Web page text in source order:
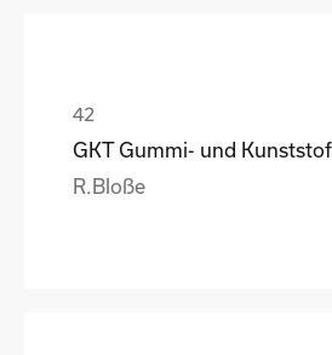
R.Bloße